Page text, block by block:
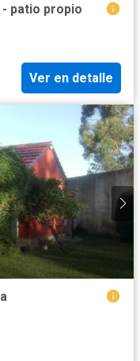
patio propio
Ver en detalle